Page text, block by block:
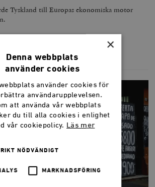
Tyskland till Europas ekonomiska motor
×
Denna webbplats
använder cookies
använder cookies för
användarupplevelsen.
att använda vår webbplats
du till alla cookies i enlighet
vår cookiepolicy. Läs mer
NÖDVÄNDIGT
MARKNADSFÖRING